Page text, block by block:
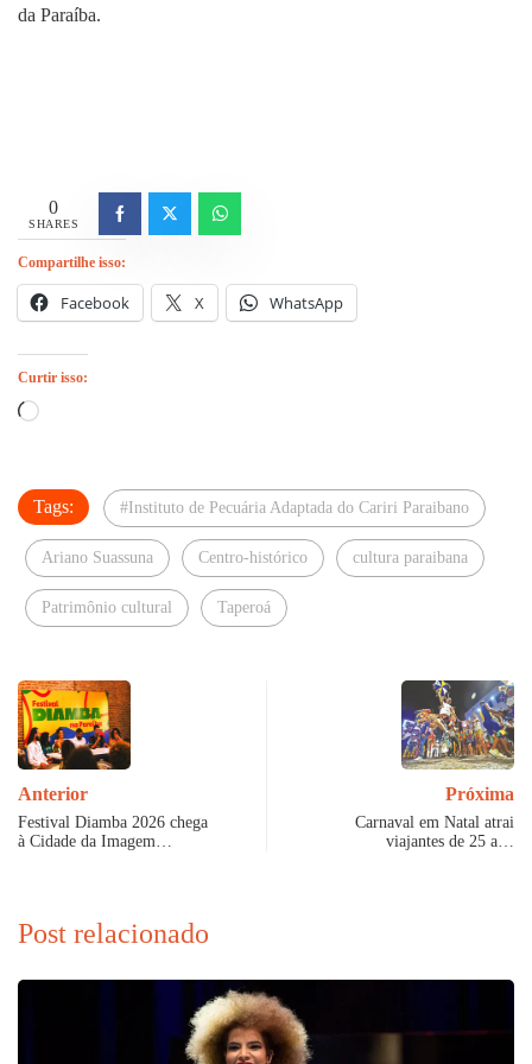
da Paraíba.
0
SHARES
Compartilhe isso:
Facebook X WhatsApp
Curtir isso:
Carregando...
Tags: #Instituto de Pecuária Adaptada do Cariri Paraibano
Ariano Suassuna Centro-histórico cultura paraibana
Patrimônio cultural Taperoá
Anterior
Festival Diamba 2026 chega
à Cidade da Imagem…
Próxima
Carnaval em Natal atrai
viajantes de 25 a…
Post relacionado